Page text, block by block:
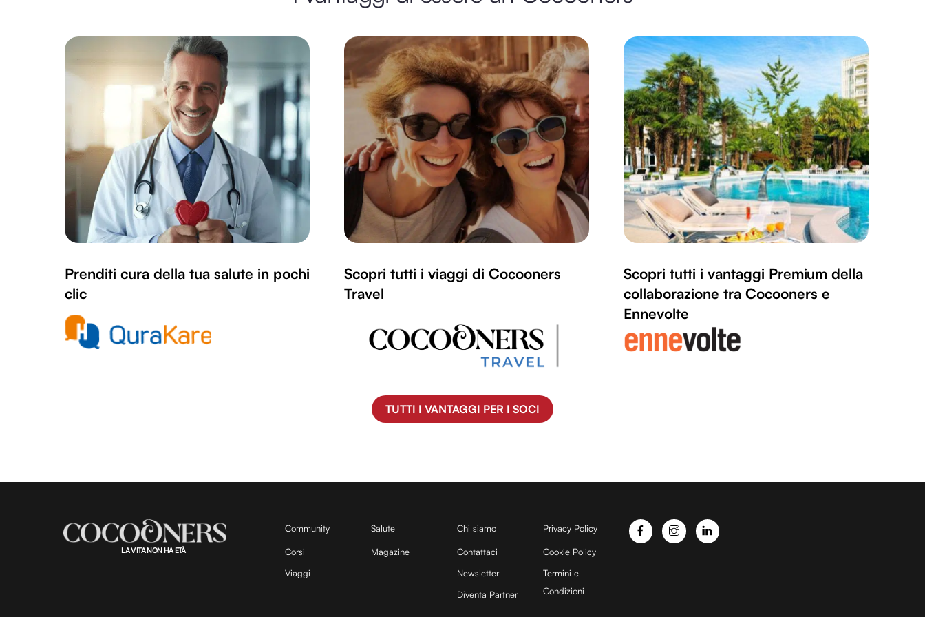
Prenditi cura della tua salute in pochi
clic
Scopri tutti i viaggi di Cocooners
Travel
Scopri tutti i vantaggi Premium della
collaborazione tra Cocooners e
Ennevolte
TUTTI I VANTAGGI PER I SOCI
LA VITA NON HA ETÀ
Community
Corsi
Viaggi
Salute
Magazine
Chi siamo
Contattaci
Newsletter
Diventa Partner
Privacy Policy
Cookie Policy
Termini e
Condizioni